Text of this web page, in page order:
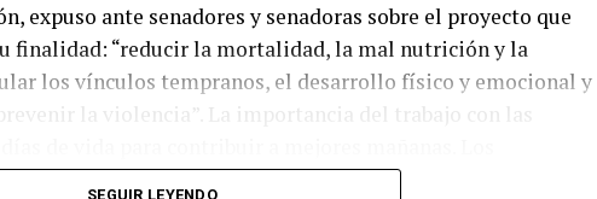
expuso ante senadores y senadoras sobre el proyecto que
finalidad: “reducir la mortalidad, la mal nutrición y la
los vínculos tempranos, el desarrollo físico y emocional y
la violencia”. La importancia del trabajo con las
principales ejes para repararlos. Y por qué el proyecto de
SEGUIR LEYENDO